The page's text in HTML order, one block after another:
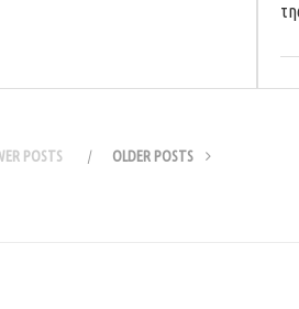
POSTS OLDER POSTS